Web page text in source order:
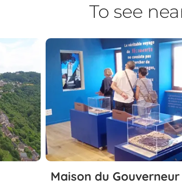
To see
Maison du Gouverneur